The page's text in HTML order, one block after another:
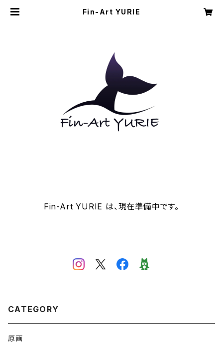
Fin-Art YURIE
Fin-Art YURIE は、現在準備中です。
CATEGORY
原画